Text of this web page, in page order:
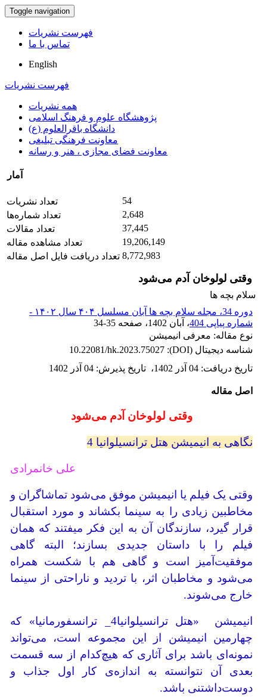
Toggle navigation
فهرست نشریات
تماس با ما
English
فهرست نشریات
همه نشریات
پژوهشگاه علوم و فرهنگ اسلامی
دانشگاه باقرالعلوم (ع)
معاونت فرهنگی تبلیغی
معاونت فضای مجازی ، هنر و رسانه
آمار
تعداد نشریات
54
تعداد شماره‌ها
2,648
تعداد مقالات
37,445
تعداد مشاهده مقاله
19,206,149
تعداد دریافت فایل اصل مقاله 8,772,983
وقتی لولوخان آدم می‌شود
سلام بچه ها
دوره 34، مجله سلام بچه ها آبان مسلسل ۴۰۴ سال ۱۴۰۲ -
شماره پیاپی 404
، آبان 1402 ، صفحه 34-35
نوع مقاله: معرفی انیمیشن
شناسه دیجیتال (DOI):
10.22081/hk.2023.75027
تاریخ دریافت: 04 آذر 1402 ، تاریخ پذیرش: 04 آذر 1402
اصل مقاله
وقتی لولوخان آدم می‌شود
نگاهی به انیمیشن هتل ترانسیلوانیا 4
علی خانمرادی
وقتی یک فیلم یا انیمیشن موفق می‌شود تماشاگران و
مخاطبین زیادی را به سینما بکشاند و مورد استقبال
قرار گیرد، سازندگان آن به این فکر میفتند که همان
فیلم را با داستان جدیدی بسازند؛ البته گاهی
موفقیت‌آمیز است و گاهی هم با شکست همراه
می‌شود و مخاطبان اثر، با تردید و ناراحتی از سینما
خارج می‌شوند.
انیمیشن «هتل ترانسیلوانیا4_ ترانسفورمانیا» که
چهارمین انیمیشن از این مجموعه است، می‌تواند
نمونه‌ای باشد برای آثاری که هیچ‌کدام از سه قسمت
بعدی آن نتوانسته به اندازه‌ی کار اول جذاب و
دوست‌داشتنی باشد.